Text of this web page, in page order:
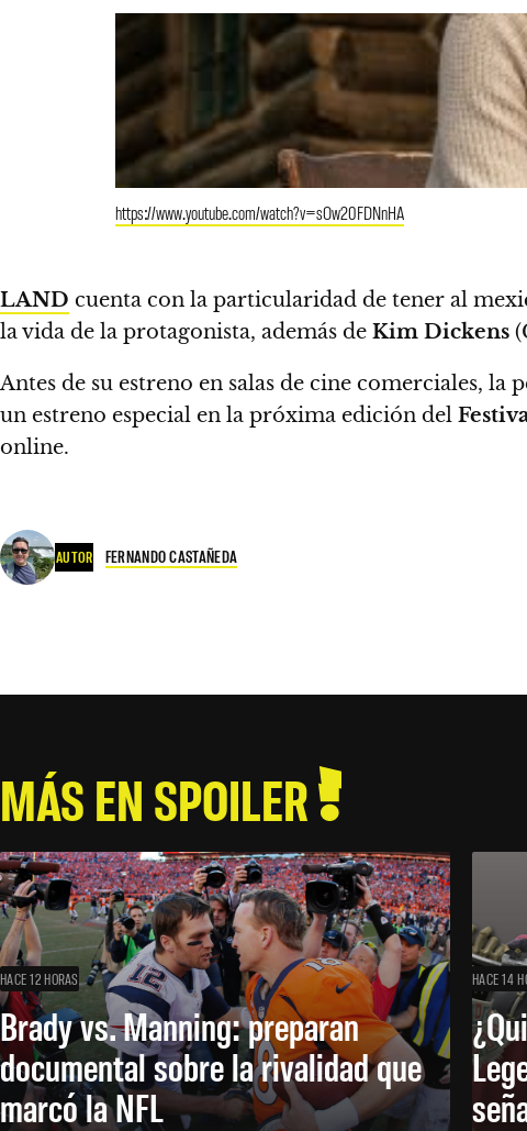
https://www.youtube.com/watch?v=sOw20FDNnHA
LAND cuenta con la particularidad de tener al
la vida de la protagonista, además de Kim Dickens
Antes de su estreno en salas de cine comerciales,
un estreno especial en la próxima edición del
online.
AUTOR FERNANDO CASTAÑEDA
MÁS EN SPOILER
HACE 12 HORAS
Brady vs. Manning: preparan
documental sobre la rivalidad que
marcó la NFL
HACE 14